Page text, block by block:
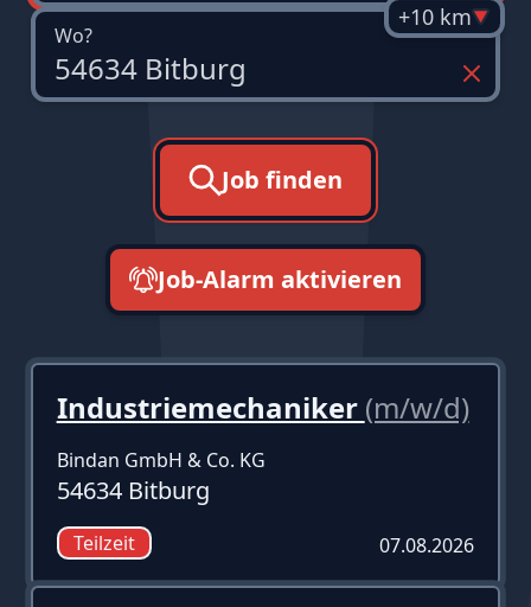
Wo?
+10 km
Job finden
Job-Alarm aktivieren
Industriemechaniker (m/w/d)
Bindan GmbH & Co. KG
54634 Bitburg
Teilzeit 07.08.2026